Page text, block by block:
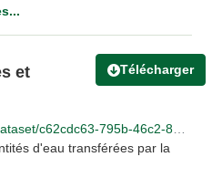
Télécharger
et
05a31e003e15/download/quantite-totaledeau-produite-et-quantite-totale-transferee-par-barrage-en-m3-2-1.xlsx
d'eau transférées par la